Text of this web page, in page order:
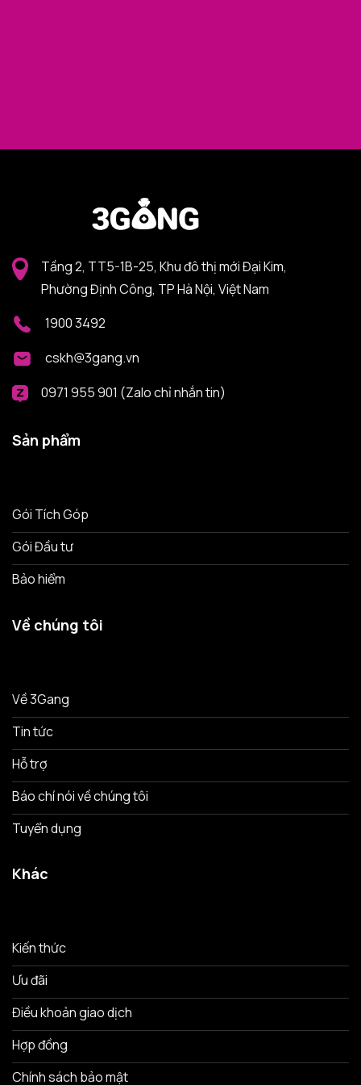
Tầng 2, TT5-1B-25, Khu đô thị mới Đại Kim,
Phường Định Công, TP Hà Nội, Việt Nam
1900 3492
cskh@3gang.vn
0971 955 901 (Zalo chỉ nhắn tin)
Sản phẩm
Gói Tích Góp
Gói Đầu tư
Bảo hiểm
Về chúng tôi
Về 3Gang
Tin tức
Hỗ trợ
Báo chí nói về chúng tôi
Tuyển dụng
Khác
Kiến thức
Ưu đãi
Điều khoản giao dịch
Hợp đồng
Chính sách bảo mật